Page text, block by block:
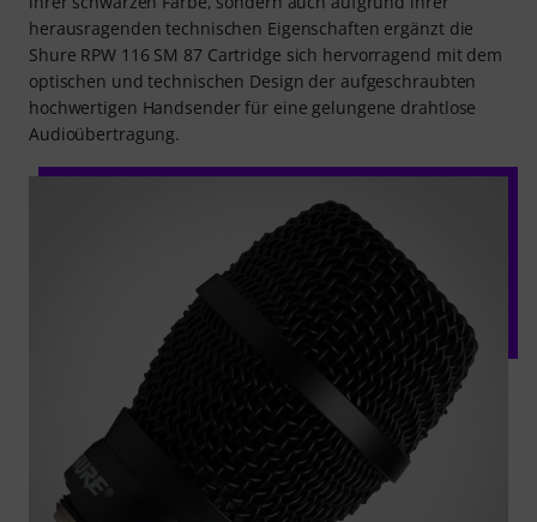
herausragenden technischen Eigenschaften ergänzt die
Shure RPW 116 SM 87 Cartridge sich hervorragend mit dem
optischen und technischen Design der aufgeschraubten
hochwertigen Handsender für eine gelungene drahtlose
Audioübertragung.